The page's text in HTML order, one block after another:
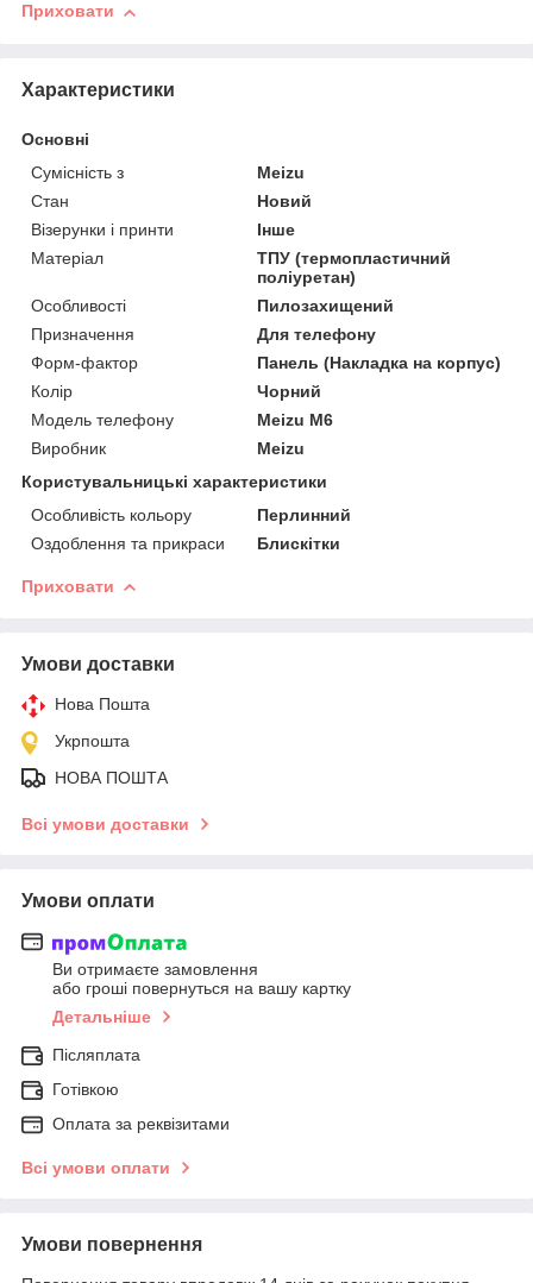
Приховати
Характеристики
Основні
Сумісність з
Meizu
Стан
Новий
Візерунки і принти
Інше
Матеріал
ТПУ (термопластичний
поліуретан)
Особливості
Пилозахищений
Призначення
Для телефону
Форм-фактор
Панель (Накладка на корпус)
Колір
Чорний
Модель телефону
Meizu M6
Виробник
Meizu
Користувальницькі характеристики
Особливість кольору
Перлинний
Оздоблення та прикраси
Блискітки
Приховати
Умови доставки
Нова Пошта
Укрпошта
НОВА ПОШТА
Всі умови доставки
Умови оплати
Ви отримаєте замовлення
або гроші повернуться на вашу картку
Детальніше
Післяплата
Готівкою
Оплата за реквізитами
Всі умови оплати
Умови повернення